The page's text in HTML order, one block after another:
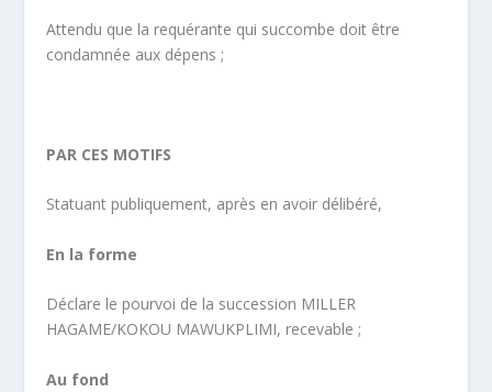
Attendu que la requérante qui succombe doit être
condamnée aux dépens ;
PAR CES MOTIFS
Statuant publiquement, après en avoir délibéré,
En la forme
Déclare le pourvoi de la succession MILLER
HAGAME/KOKOU MAWUKPLIMI, recevable ;
Au fond